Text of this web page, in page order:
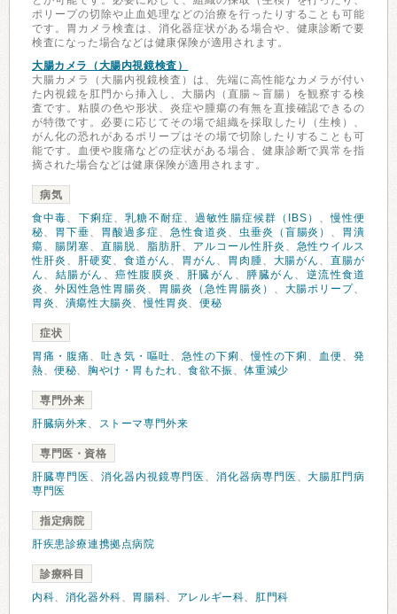
ポリープの切除や止血処理などの治療を行ったりすることも可能
です。胃カメラ検査は、消化器症状がある場合や、健康診断で要
検査になった場合などは健康保険が適用されます。
大腸カメラ（大腸内視鏡検査）
大腸カメラ（大腸内視鏡検査）は、先端に高性能なカメラが付い
た内視鏡を肛門から挿入し、大腸内（直腸～盲腸）を観察する検
査です。粘膜の色や形状、炎症や腫瘍の有無を直接確認できるの
が特徴です。必要に応じてその場で組織を採取したり（生検）、
がん化の恐れがあるポリープはその場で切除したりすることも可
能です。血便や腹痛などの症状がある場合、健康診断で異常を指
摘された場合などは健康保険が適用されます。
病気
食中毒、 下痢症、乳糖不耐症、過敏性腸症候群（IBS） 、慢性便
秘、 胃下垂、 胃酸過多症、 急性食道炎 、 虫垂炎（盲腸炎） 、 胃潰
瘍、 腸閉塞、 直腸脱、 脂肪肝、 アルコール性肝炎 、 急性ウイルス
性肝炎 、 肝硬変、 食道がん 、 胃がん 、 胃肉腫、 大腸がん 、直腸が
ん 、 結腸がん 、癌性腹膜炎 、 肝臓がん 、 膵臓がん 、 逆流性食道
炎 、 外因性急性胃腸炎 、 胃腸炎（急性胃腸炎） 、 大腸ポリープ、
胃炎、 潰瘍性大腸炎、慢性胃炎、便秘
症状
胃痛・腹痛 、 吐き気・嘔吐、 急性の下痢 、慢性の下痢 、 血便、発
熱、便秘、 胸やけ・胃もたれ、食欲不振 、体重減少
専門外来
肝臓病外来、 ストーマ専門外来
専門医・資格
肝臓専門医 、 消化器内視鏡専門医 、 消化器病専門医 、大腸肛門病
専門医
指定病院
肝疾患診療連携拠点病院
診療科目
内科、 消化器外科、 胃腸科、 アレルギー科、 肛門科